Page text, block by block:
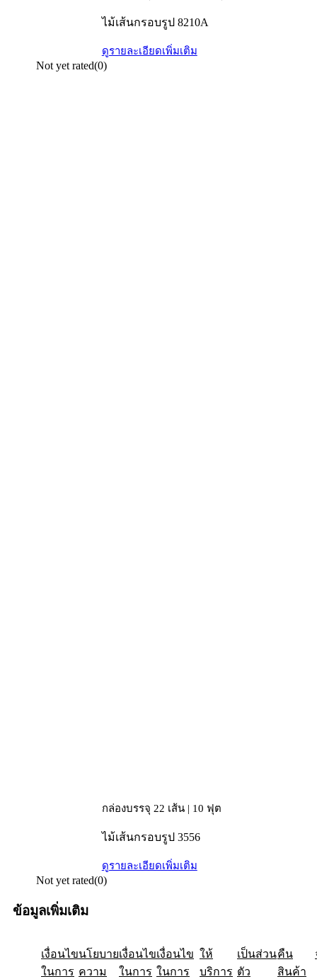
ไม้เส้นกรอบรูป 8210A
ดูรายละเอียดเพิ่มเติม
Not yet rated(0)
กล่องบรรจุ 22 เส้น | 10 ฟุต
ไม้เส้นกรอบรูป 3556
ดูรายละเอียดเพิ่มเติม
Not yet rated(0)
ข้อมูลเพิ่มเติม
เงื่อนไข
ในการ
ให้
บริการ
นโยบาย
ความ
เป็นส่วน
ตัว
เงื่อนไข
ในการ
คืน
สินค้า
เงื่อนไข
ในการ